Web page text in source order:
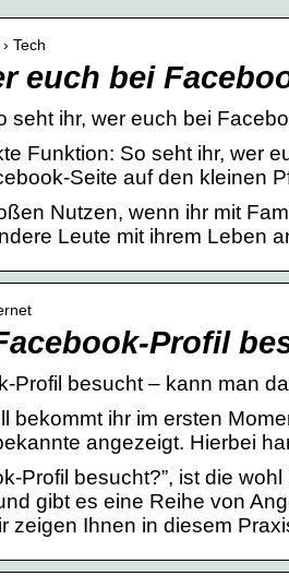
Tech
euch bei
seht ihr, wer euch bei
Funktion: So seht ihr, wer
Seite auf den kleinen
Nutzen, wenn ihr mit
Leute mit ihrem Leben
Profil
Profil besucht – kann man
ihr im ersten
angezeigt. Hierbei
Profil besucht?”, ist die
gibt es eine Reihe von
zeigen Ihnen in diesem